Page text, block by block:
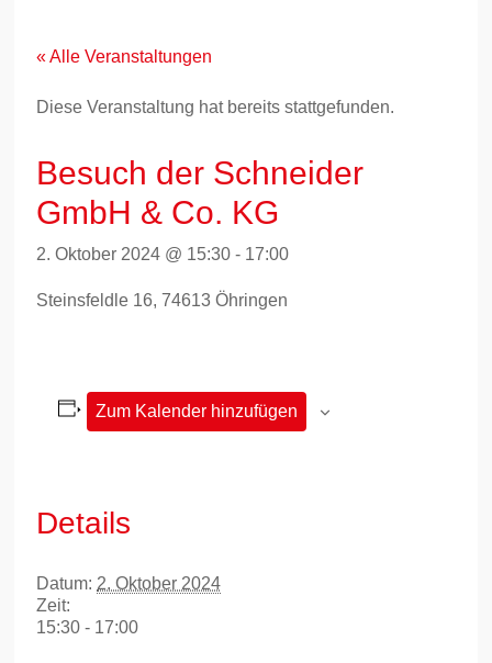
springen« Alle Veranstaltungen
Diese Veranstaltung hat bereits stattgefunden.
Besuch der Schneider
GmbH & Co. KG
2. Oktober 2024 @ 15:30 - 17:00
Steinsfeldle 16, 74613 Öhringen
Zum Kalender hinzufügen
Details
Datum: 2. Oktober 2024
Zeit:
15:30 - 17:00